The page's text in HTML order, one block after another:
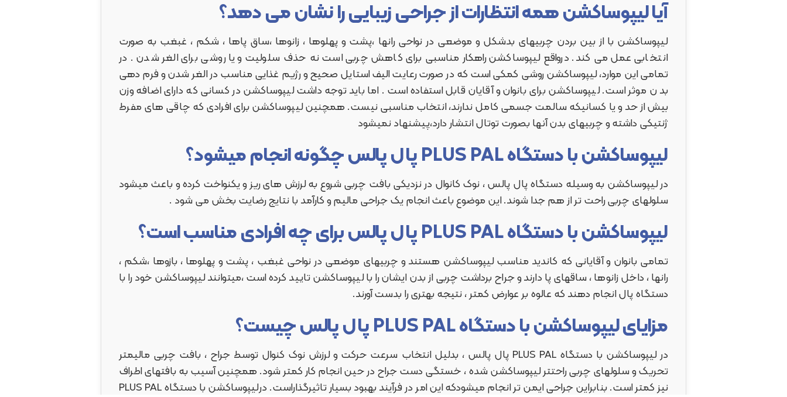
آیا لیپوساکشن همه انتظارات از جراحی زیبایی را نشان می دهد؟
لیپوساکشن با از بین بردن چربیهای بدشکل و موضعی در نواحی رانها ،پشت و پهلوها ، زانوها ،ساق پاها ، شکم ، غبغب به صورت
انتخابی عمل می کند. درواقع لیپوساکشن راهکار مناسبی برای کاهش چربی است نه حذف سلولیت و یا روشی برای الغر شدن . در
تمامی این موارد، لیپوساکشن روشی کمکی است که در صورت رعایت الیف استایل صحیح و رژیم غذایی مناسب در الغر شدن و فرم دهی
بد ن موثر است. لیپوساکشن برای بانوان و آقایان قابل استفاده است . اما باید توجه داشت لیپوساکشن در کسانی که دارای اضافه وزن
بیش از حد و یا کسانیکه سالمت جسمی کامل ندارند، انتخاب مناسبی نیست. همچنین لیپوساکشن برای افرادی که چاقی های مفرط
ژنتیکی داشته و چربیهای بدن آنها بصورت توتال انتشار دارد،پیشنهاد نمیشود
لیپوساکشن با دستگاه PLUS PAL پال پالس چگونه انجام میشود؟
در لیپوساکشن به وسیله دستگاه پال پالس ، نوک کانوال در نزدیکی بافت چربی شروع به لرزش های ریز و یکنواخت کرده و باعث میشود
سلولهای چربی راحت تر از هم جدا شوند. این موضوع باعث انجام یک جراحی مالیم و کارآمد با نتایج رضایت بخش می شود .
لیپوساکشن با دستگاه PLUS PAL پال پالس برای چه افرادی مناسب است؟
تمامی بانوان و آقایانی که کاندید مناسب لیپوساکشن هستند و چربیهای موضعی در نواحی غبغب ، پشت و پهلوها ، بازوها ،شکم ،
رانها ، داخل زانوها ، ساقهای پا دارند و جراح برداشت چربی از بدن ایشان را با لیپوساکشن تایید کرده است ،میتوانند لیپوساکشن خود را با
دستگاه پال انجام دهند که عالوه بر عوارض کمتر ، نتیجه بهتری را بدست آورند.
مزایای لیپوساکشن با دستگاه PLUS PAL پال پالس چیست؟
در لیپوساکشن با دستگاه PLUS PAL پال پالس ، بدلیل انتخاب سرعت حرکت و لرزش نوک کنوال توسط جراح ، بافت چربی مالیمتر
تحریک و سلولهای چربی راحتتر لیپوساکشن شده ، خستگی دست جراح در حین انجام کار کمتر شود. همچنین آسیب به بافتهای اطراف
نیز کمتر است. بنابراین جراحی ایمن تر انجام میشودکه این امر در فرآیند بهبود بسیار تاثیرگذاراست. درلیپوساکشن با دستگاه PLUS PAL